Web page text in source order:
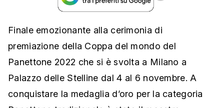
Finale emozionante alla cerimonia di
premiazione della Coppa del mondo del
Panettone 2022 che si è svolta a Milano a
Palazzo delle Stelline dal 4 al 6 novembre. A
conquistare la medaglia d’oro per la categoria